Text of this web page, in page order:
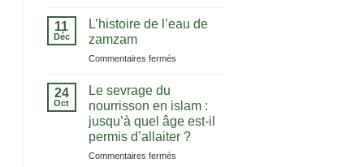
l’unicité
l’arabe
clés
débuter
11
Déc
L’histoire de l’eau de
zamzam
Commentaires ferméssur
l’eau
de
zamzam
24
Oct
Le sevrage du
nourrisson en islam :
jusqu’à quel âge est-il
permis d’allaiter ?
Commentaires ferméssur